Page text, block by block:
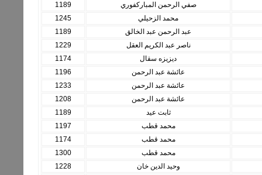
صفي الرحمن المباركفوري
1189
محمد الزحيلي
1245
عبد الرحمن عبد الخالق
1189
ناصر عبد الكريم العقل
1229
ديزيزه سقال
1174
عائشة عبد الرحمن
1196
عائشة عبد الرحمن
1233
عائشة عبد الرحمن
1208
ثابت عيد
1189
محمد قطب
1197
محمد قطب
1174
محمد قطب
1300
وحيد الدين خان
1228